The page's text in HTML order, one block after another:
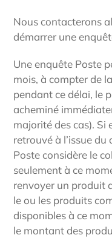
Nous contacterons
démarrer une
Une enquête Poste
mois, à compter de
pendant ce délai, le
acheminé
majorité des cas). Si
retrouvé à l’issue du
Poste considère le
seulement à ce
renvoyer un produit
le ou les produits
disponibles à ce
le montant des